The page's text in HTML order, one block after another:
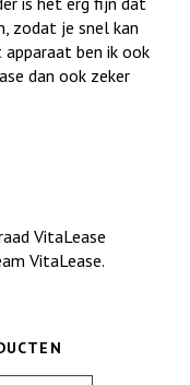
zodat je snel kan
ben ik ook
dan ook zeker
VitaLease
VitaLease.